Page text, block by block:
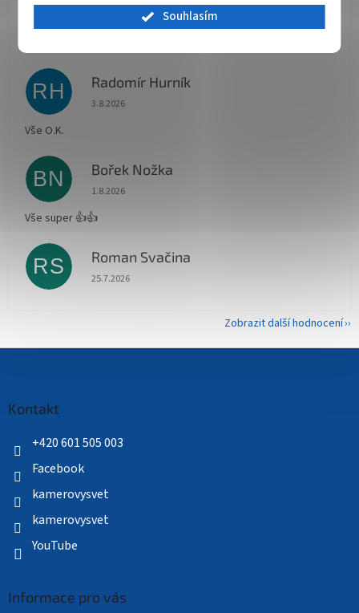
Souhlasím
JK Jana Koukalová
Hodnocení obchodu je 5 z 5 hvězdiček.
RH Radomír Hurník
Hodnocení obchodu je 5 z 5 hvězdiček.
3.8.2026
Vše O.K.
BN Bořek Nožka
Hodnocení obchodu je 5 z 5 hvězdiček.
1.8.2026
Vše super 👍👍
RS Roman Svačina
Hodnocení obchodu je 5 z 5 hvězdiček.
25.7.2026
Zobrazit další hodnocení
Kontakt
+420 601 505 003
Facebook
kamerovysvet
kamerovysvet
YouTube
Informace pro vás